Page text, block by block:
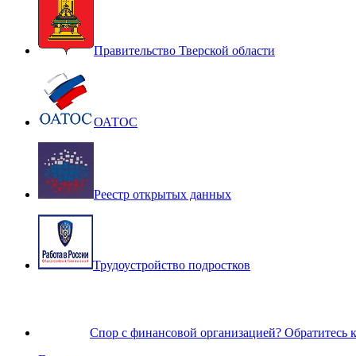
Правительство Тверской области
ОАТОС
Реестр открытых данных
Трудоустройство подростков
Спор с финансовой организацией?